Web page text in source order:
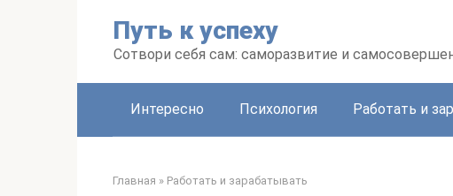
Путь к успеху
Сотвори себя сам: саморазвитие и
Интересно Психология Работать и
Главная » Работать и зарабатывать